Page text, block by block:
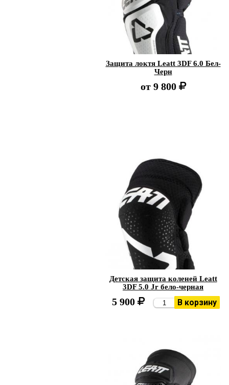
Защита локтя Leatt 3DF 6.0 Бел-
Черн
от 9 800
Детская защита коленей Leatt
3DF 5.0 Jr бело-черная
5 900 В корзину